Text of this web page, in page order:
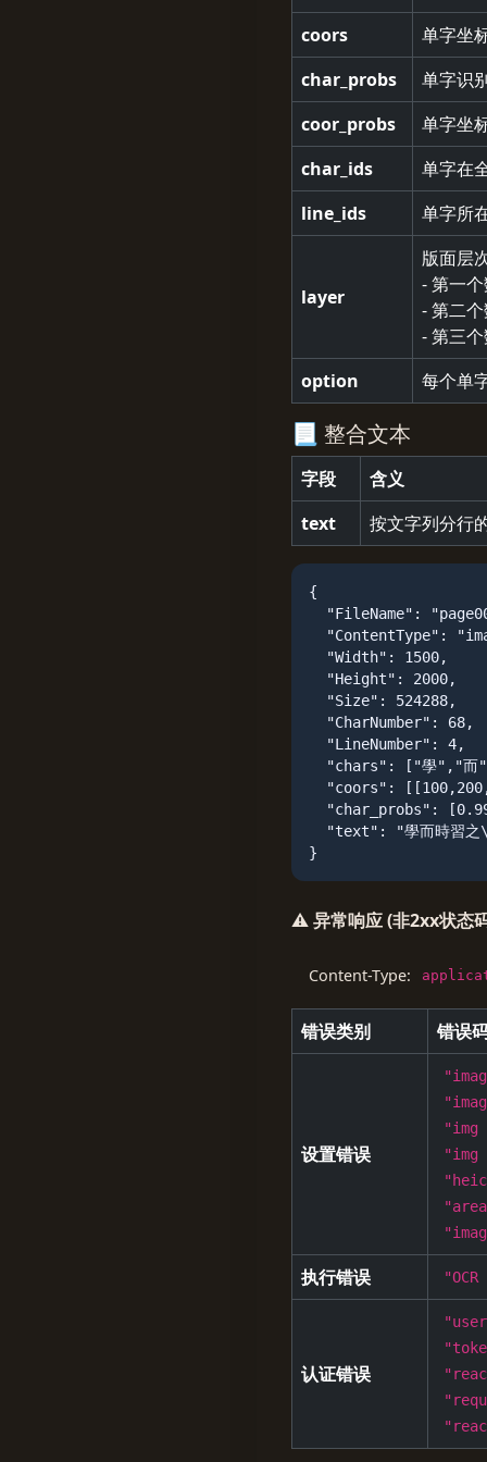
coors
单字坐
char_probs
单字识
coor_probs
单字坐
char_ids
单字在
line_ids
单字所
layer
版面层
- 第一
- 第二
- 第三
option
每个单
📃 整合文本
字段
含义
text
按文字列分行
{
"FileName":
"ContentType":
  "Width": 1500,
  "Height": 2000,
  "Size": 524288,
  "CharNumber": 68,
  "LineNumber": 4,
"chars": ["學","而
"coors":
"char_probs":
"text": "學而時習之
}
⚠️ 异常响应 (非2xx状态
Content-Type:
错误类别 错误
设置错误
"img
执行错误
认证错误